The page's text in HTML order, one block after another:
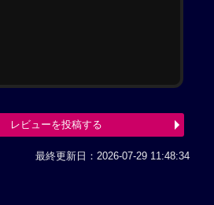
レビューを投稿する
最終更新日：2026-07-29 11:48:34